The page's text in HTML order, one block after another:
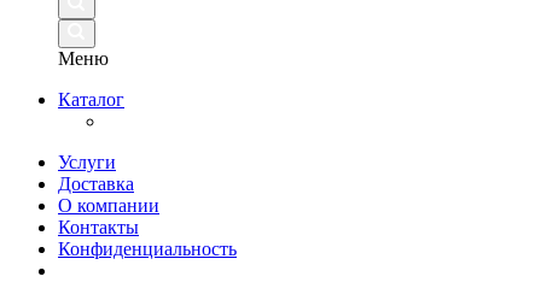
Меню
Каталог
Услуги
Доставка
О компании
Контакты
Конфиденциальность